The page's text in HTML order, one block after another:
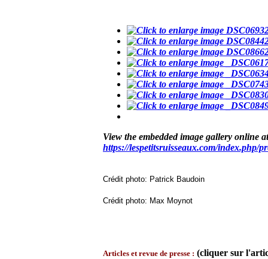
View the embedded image gallery online
https://lespetitsruisseaux.com/index.php/
Crédit photo: Patrick Baudoin
Crédit photo: Max Moynot
Articles et revue de presse : (cliquer sur